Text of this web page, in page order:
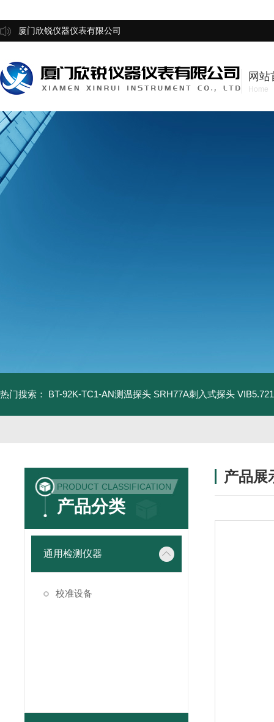
厦门欣锐仪器仪表有限公司
网站
Home
热门搜索： BT-92K-TC1-AN测温探头 SRH77A刺入式探头
PRODUCT CLASSIFICATION
产品分类
通用检测仪器
校准设备
产品展